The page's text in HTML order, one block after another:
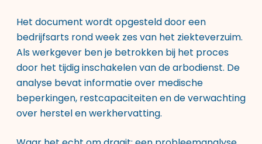
Het document wordt opgesteld door een
bedrijfsarts rond week zes van het ziekteverzuim.
Als werkgever ben je betrokken bij het proces
door het tijdig inschakelen van de arbodienst. De
analyse bevat informatie over medische
beperkingen, restcapaciteiten en de verwachting
over herstel en werkhervatting.